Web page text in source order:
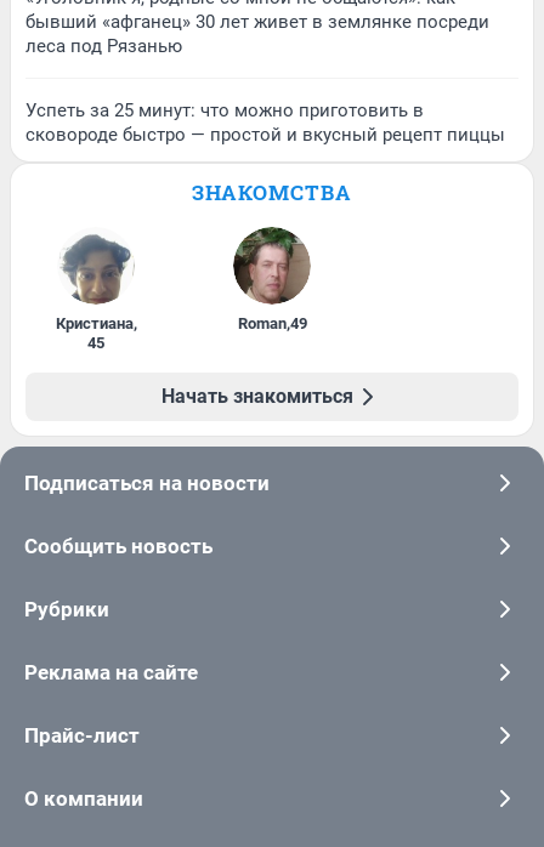
бывший «афганец» 30 лет живет в землянке посреди
леса под Рязанью
Успеть за 25 минут: что можно приготовить в
сковороде быстро — простой и вкусный рецепт пиццы
ЗНАКОМСТВА
Кристиана,
45
Roman,49
Начать знакомиться
Подписаться на новости
Сообщить новость
Рубрики
Реклама на сайте
Прайс-лист
О компании